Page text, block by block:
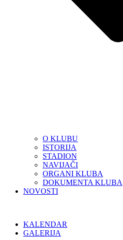
O KLUBU
ISTORIJA
STADION
NAVIJAČI
ORGANI KLUBA
DOKUMENTA KLUBA
NOVOSTI
KALENDAR
GALERIJA